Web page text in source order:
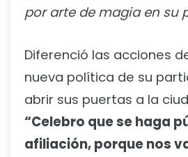
por arte de magia en su
Diferenció las acciones
nueva política de su
abrir sus puertas a la
“Celebro que se haga
afiliación, porque nos